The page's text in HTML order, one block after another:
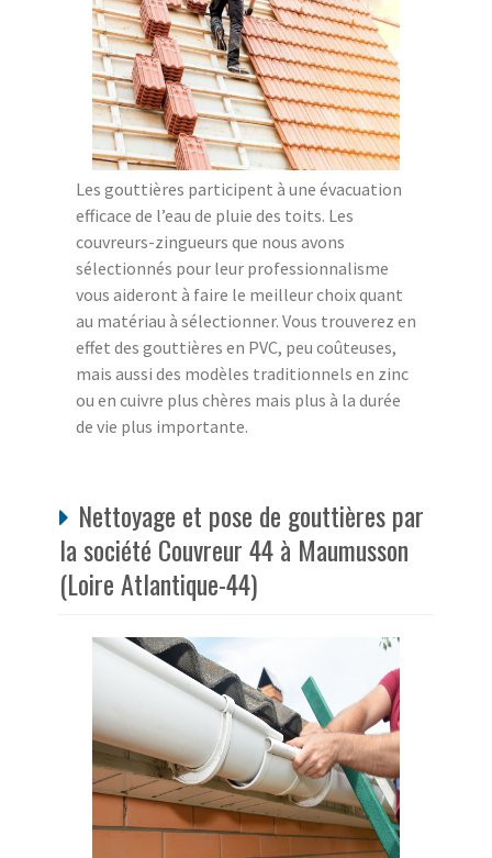
Les gouttières participent à une évacuation
efficace de l’eau de pluie des toits. Les
couvreurs-zingueurs que nous avons
sélectionnés pour leur professionnalisme
vous aideront à faire le meilleur choix quant
au matériau à sélectionner. Vous trouverez en
effet des gouttières en PVC, peu coûteuses,
mais aussi des modèles traditionnels en zinc
ou en cuivre plus chères mais plus à la durée
de vie plus importante.
Nettoyage et pose de gouttières par
la société Couvreur 44 à Maumusson
(Loire Atlantique-44)